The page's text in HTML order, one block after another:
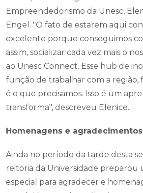
Empreendedorismo da Unesc,
Engel. "O fato de estarem aqui
excelente porque conseguimos
assim, socializar cada vez mais o
ao Unesc Connect. Esse hub de
função de trabalhar com a região,
é o que precisamos. Isso é um
transforma", descreveu Elenice.
Homenagens e agradecimentos
Ainda no período da tarde desta
reitoria da Universidade preparou
especial para agradecer e